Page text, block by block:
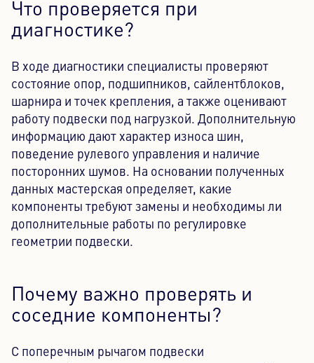
Что проверяется при
диагностике?
В ходе диагностики специалисты проверяют
состояние опор, подшипников, сайлентблоков,
шарнира и точек крепления, а также оценивают
работу подвески под нагрузкой. Дополнительную
информацию дают характер износа шин,
поведение рулевого управления и наличие
посторонних шумов. На основании полученных
данных мастерская определяет, какие
компоненты требуют замены и необходимы ли
дополнительные работы по регулировке
геометрии подвески.
Почему важно проверять и
соседние компоненты?
С поперечным рычагом подвески